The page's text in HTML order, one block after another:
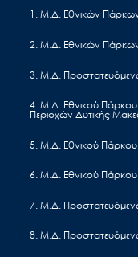
1. Μ.Δ. Εθνικών
2. Μ.Δ. Εθνικών
3. Μ.Δ.
4. Μ.Δ. Εθνικού
Περιοχών Δυτικής
5. Μ.Δ. Εθνικού
6. Μ.Δ. Εθνικού Πάρκου
7. Μ.Δ.
8. Μ.Δ.
Εισιτήρια
Επικοινωνία
προμήθεια
Δράσεων της
Προγράμματος
Περιβάλλον
Εθνικού